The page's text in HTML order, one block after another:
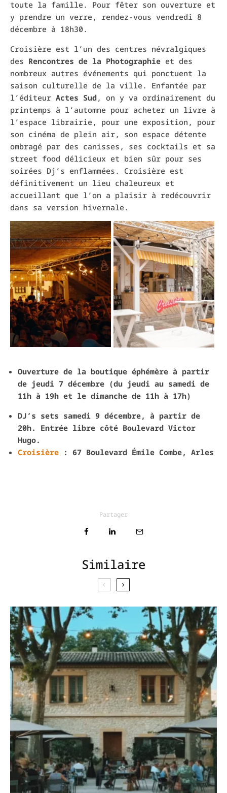
toute la famille. Pour fêter son ouverture et
y prendre un verre, rendez-vous vendredi 8
décembre à 18h30.
Croisière est l’un des centres névralgiques
des Rencontres de la Photographie et des
nombreux autres événements qui ponctuent la
saison culturelle de la ville.
Enfantée par
l’éditeur Actes Sud, on y va ordinairement du
printemps à l’automne pour acheter un livre à
l’espace librairie , pour une exposition, pour
son cinéma de plein air, son espace détente
ombragé par des canisses, ses cocktails et sa
street food délicieux et bien sûr pour ses
soirées Dj’s enflammées. Croisière est
définitivement un lieu chaleureux et
accueillant que l’on a plaisir à redécouvrir
dans sa version hivernale.
Ouverture de la boutique éphémère à partir
de jeudi 7 décembre (du jeudi au samedi de
11h à 19h et le dimanche de 11h à 17h)
DJ’s sets samedi 9 décembre, à partir de
20h. Entrée libre côté Boulevard Victor
Hugo.
Croisière : 67 Boulevard Émile Combe, Arles
Partager
Similaire